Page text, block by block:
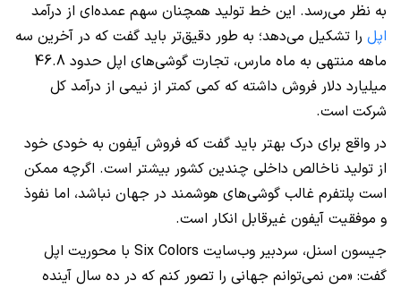
به نظر می‌رسد. این خط تولید همچنان سهم عمده‌ای از درآمد
اپل را تشکیل می‌دهد؛ به طور دقیق‌تر باید گفت که در آخرین سه
ماهه منتهی به ماه مارس، تجارت گوشی‌های اپل حدود 46.8
میلیارد دلار فروش داشته که کمی کمتر از نیمی از درآمد کل
شرکت است.
در واقع برای درک بهتر باید گفت که فروش آیفون به خودی خود
از تولید ناخالص داخلی چندین کشور بیشتر است. اگرچه ممکن
است پلتفرم غالب گوشی‌های هوشمند در جهان نباشد، اما نفوذ
و موفقیت آیفون غیرقابل انکار است.
جیسون اسنل، سردبیر وب‌سایت Six Colors با محوریت اپل
گفت: «من نمی‌توانم جهانی را تصور کنم که در ده سال آینده